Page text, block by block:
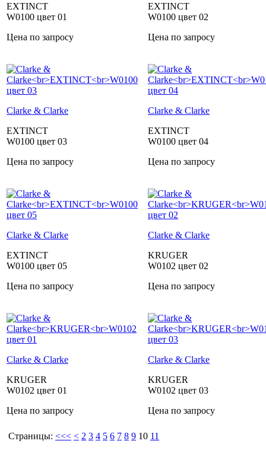
EXTINCT
W0100 цвет 01
Цена по запросу
EXTINCT
W0100 цвет 02
Цена по запросу
Clarke & Clarke
EXTINCT
W0100 цвет 03
Цена по запросу
Clarke & Clarke
EXTINCT
W0100 цвет 04
Цена по запросу
Clarke & Clarke
EXTINCT
W0100 цвет 05
Цена по запросу
Clarke & Clarke
KRUGER
W0102 цвет 02
Цена по запросу
Clarke & Clarke
KRUGER
W0102 цвет 01
Цена по запросу
Clarke & Clarke
KRUGER
W0102 цвет 03
Цена по запросу
Страницы: <<< < 2 3 4 5 6 7 8 9 10 11